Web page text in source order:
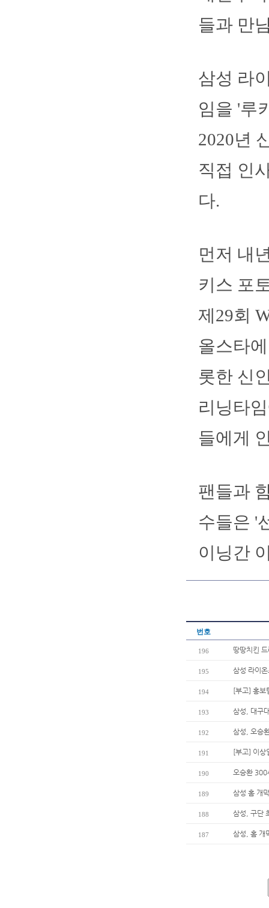
들과 만
삼성 라
임을 '루
2020년
직접 인
다.
먼저 내
키스 포
제29회
올스타
롯한 신
리닝타
들에게
팬들과
수들은 '
이닝간
번호
196 땅땅치킨
195 삼성 라이
194 [부고] 홍보
193 삼성, 대구
192 삼성, 오승
191 [부고] 이상
190 오승환 300
189 삼성 홈 개
188 삼성, 구단
187 삼성, 홈 개